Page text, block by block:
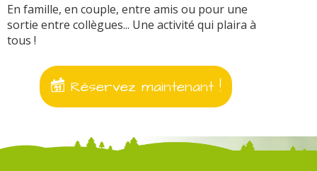
En famille, en couple, entre amis ou pour une
sortie entre collègues... Une activité qui plaira à
tous !
Réservez maintenant !